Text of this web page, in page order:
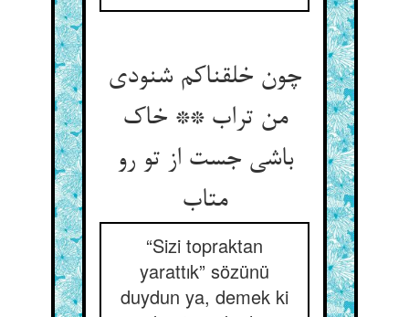
چون خلقناکم شنودی
من تراب ** خاک
باشی جست از تو رو
متاب
“Sizi topraktan
yarattık” sözünü
duydun ya, demek ki